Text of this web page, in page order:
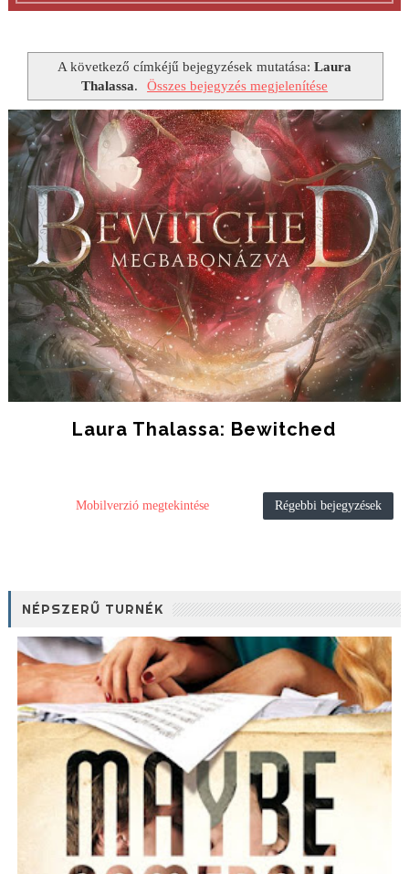
A következő címkéjű bejegyzések mutatása: Laura
Thalassa. Összes bejegyzés megjelenítése
Laura Thalassa: Bewitched
Régebbi bejegyzések
Mobilverzió megtekintése
NÉPSZERŰ TURNÉK